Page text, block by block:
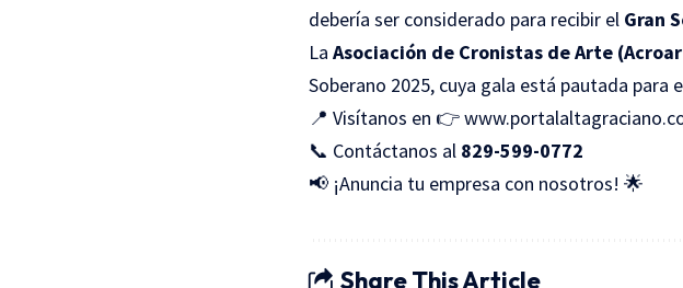
debería ser considerado para recibir el Gran
La Asociación de Cronistas de Arte
Soberano 2025, cuya gala está pautada para
📍 Visítanos en 👉
📞 Contáctanos al 829-599-0772
📢 ¡Anuncia tu empresa con nosotros! 🌟
Share This Article